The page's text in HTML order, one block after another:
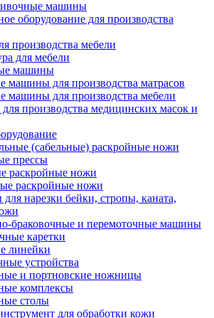
машины
оборудование для производства
производства мебели
для мебели
машины
для производства матрасов
машины для производства мебели
производства медицинских масок и
(сабельные) раскройные ножи
прессы
раскройные ножи
раскройные ножи
нарезки бейки, стропы, каната,
браковочные и перемоточные машины
каретки
линейки
устройства
и портновские ножницы
комплексы
столы
для обработки кожи